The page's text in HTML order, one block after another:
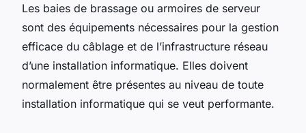
Les baies de brassage ou armoires de serveur
sont des équipements nécessaires pour la gestion
efficace du câblage et de l’infrastructure réseau
d’une installation informatique. Elles doivent
normalement être présentes au niveau de toute
installation informatique qui se veut performante.